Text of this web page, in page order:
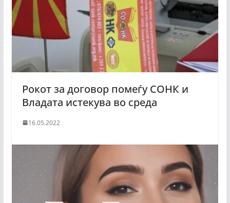
Рокот за договор помеѓу СОНК и
Владата истекува во среда
16.05.2022